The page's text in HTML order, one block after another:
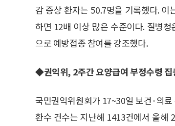
감 증상 환자는 50.7명을 기록했다.
하면 12배 이상 많은 수준이다. 질병
으로 예방접종 참여를 강조했다.
◆권익위, 2주간 요양급여 부정수령 집
국민권익위원회가 17~30일 보건·의
환수 건수는 지난해 1413건에서 올해